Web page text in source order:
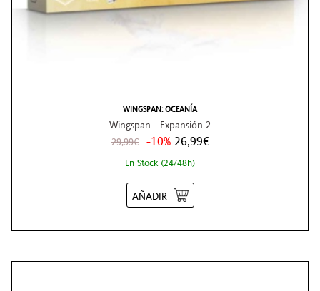
WINGSPAN: OCEANÍA
Wingspan - Expansión 2
29,99€ -10% 26,99€
En Stock (24/48h)
AÑADIR